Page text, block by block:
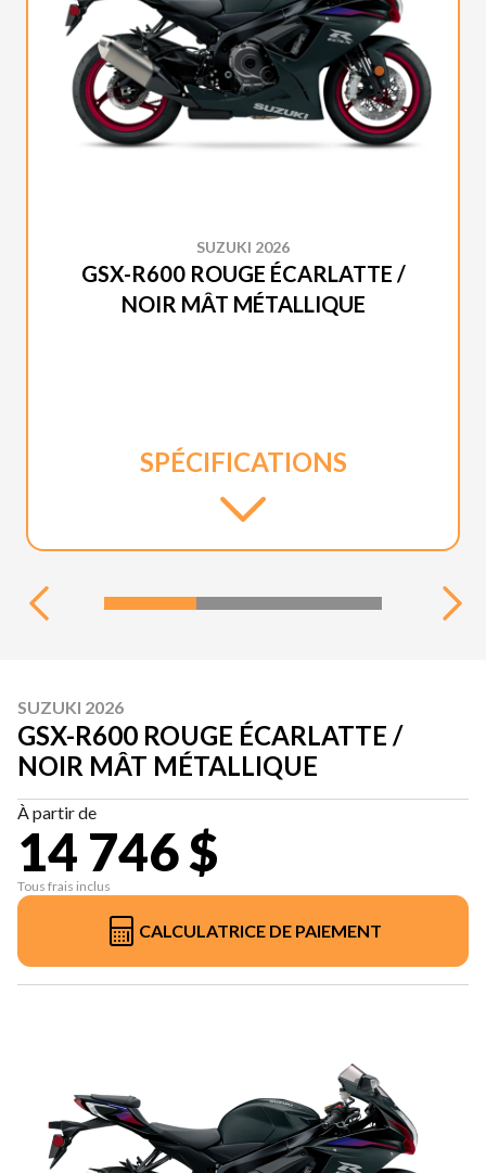
SUZUKI 2026
GSX-R600 ROUGE ÉCARLATTE /
NOIR MÂT MÉTALLIQUE
SPÉCIFICATIONS
SUZUKI 2026
GSX-R600 ROUGE ÉCARLATTE /
NOIR MÂT MÉTALLIQUE
À partir de
14 746 $
Tous frais inclus
CALCULATRICE DE PAIEMENT